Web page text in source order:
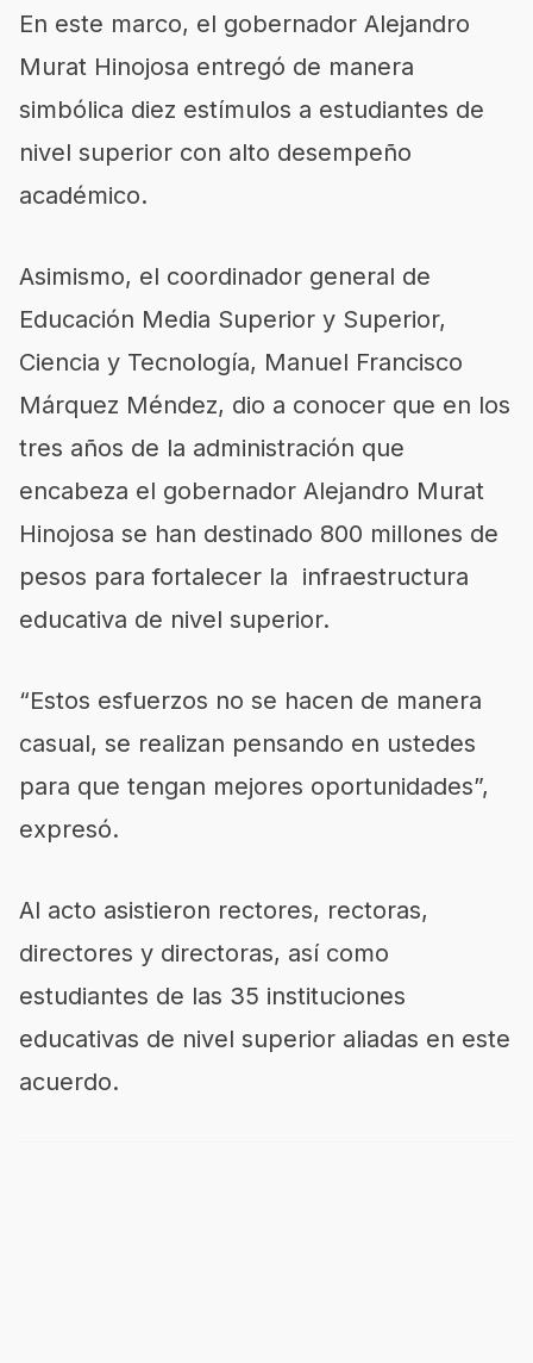
En este marco, el gobernador Alejandro
Murat Hinojosa entregó de manera
simbólica diez estímulos a estudiantes de
nivel superior con alto desempeño
académico.
Asimismo, el coordinador general de
Educación Media Superior y Superior,
Ciencia y Tecnología, Manuel Francisco
Márquez Méndez, dio a conocer que en los
tres años de la administración que
encabeza el gobernador Alejandro Murat
Hinojosa se han destinado 800 millones de
pesos para fortalecer la infraestructura
educativa de nivel superior.
“Estos esfuerzos no se hacen de manera
casual, se realizan pensando en ustedes
para que tengan mejores oportunidades”,
expresó.
Al acto asistieron rectores, rectoras,
directores y directoras, así como
estudiantes de las 35 instituciones
educativas de nivel superior aliadas en este
acuerdo.